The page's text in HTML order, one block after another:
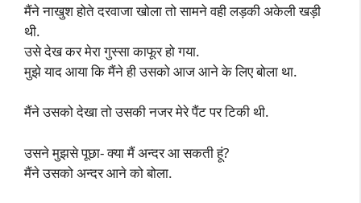
मैंने नाखुश होते दरवाजा खोला तो सामने वही लड़की अकेली खड़ी
थी.
उसे देख कर मेरा गुस्सा काफूर हो गया.
मुझे याद आया कि मैंने ही उसको आज आने के लिए बोला था.
मैंने उसको देखा तो उसकी नजर मेरे पैंट पर टिकी थी.
उसने मुझसे पूछा- क्या मैं अन्दर आ सकती हूं?
मैंने उसको अन्दर आने को बोला.